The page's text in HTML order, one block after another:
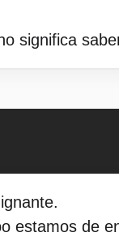
significa
estamos de